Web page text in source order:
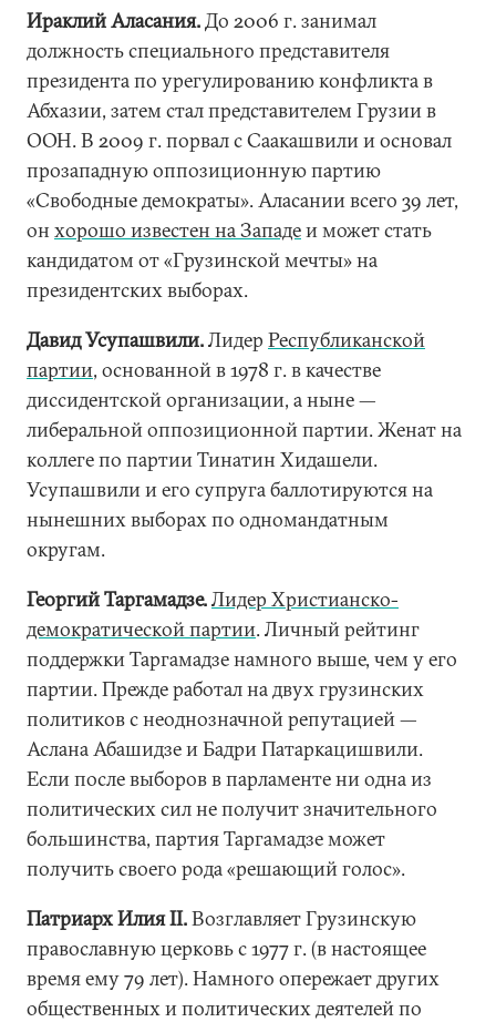
Ираклий Аласания.До 2006 г. занимал
должность специального представителя
президента по урегулированию конфликта в
Абхазии, затем стал представителем Грузии в
ООН. В 2009 г. порвал с Саакашвили и основал
прозападную оппозиционную партию
«Свободные демократы». Аласании всего 39 лет,
он хорошо известен на Западеи может стать
кандидатом от «Грузинской мечты» на
президентских выборах.
Давид Усупашвили.Лидер Республиканской
партии, основанной в 1978 г. в качестве
диссидентской организации, а ныне —
либеральной оппозиционной партии. Женат на
коллеге по партии Тинатин Хидашели.
Усупашвили и его супруга баллотируются на
нынешних выборах по одномандатным
округам.
Георгий Таргамадзе.Лидер Христианско-
демократической партии. Личный рейтинг
поддержки Таргамадзе намного выше, чем у его
партии. Прежде работал на двух грузинских
политиков с неоднозначной репутацией —
Аслана Абашидзе и Бадри Патаркацишвили.
Если после выборов в парламенте ни одна из
политических сил не получит значительного
большинства, партия Таргамадзе может
получить своего рода «решающий голос».
Патриарх Илия II.Возглавляет Грузинскую
православную церковь с 1977 г. (в настоящее
время ему 79 лет). Намного опережает других
общественных и политических деятелей по